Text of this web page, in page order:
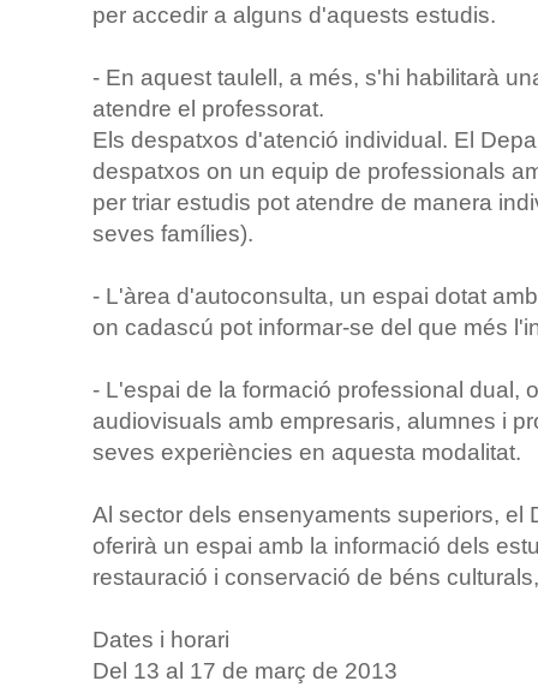
per accedir a alguns d'aquests estudis.
- En aquest taulell, a més, s'hi habilitarà
atendre el professorat.
Els despatxos d'atenció individual. El
despatxos on un equip de professionals
per triar estudis pot atendre de manera
seves famílies).
- L'àrea d'autoconsulta, un espai dotat
on cadascú pot informar-se del que més
- L'espai de la formació professional dual,
audiovisuals amb empresaris, alumnes i
seves experiències en aquesta modalitat.
Al sector dels ensenyaments superiors, el
oferirà un espai amb la informació dels
restauració i conservació de béns
Dates i horari
Del 13 al 17 de març de 2013